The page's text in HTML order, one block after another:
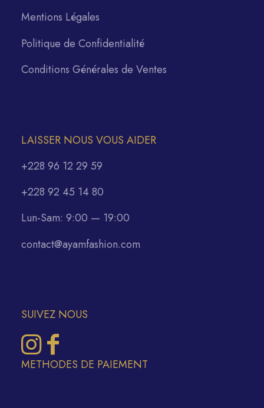
Mentions Légales
Politique de Confidentialité
Conditions Générales de Ventes
LAISSER NOUS VOUS AIDER
+228 96 12 29 59
+228 92 45 14 80
Lun-Sam: 9:00 — 19:00
contact@ayamfashion.com
SUIVEZ NOUS
METHODES DE PAIEMENT